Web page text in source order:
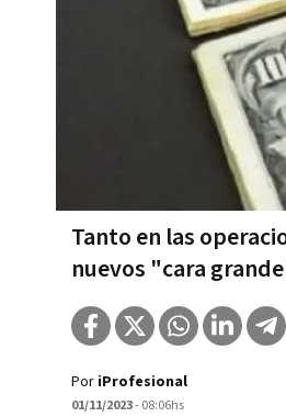
Tanto en las
nuevos "cara
Por iProfesional
01/11/2023- 08:06hs